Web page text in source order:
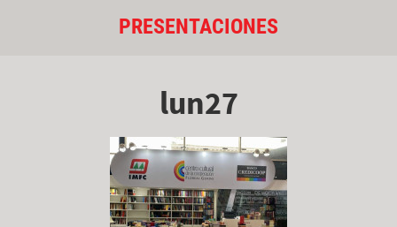
PRESENTACIONES
lun27